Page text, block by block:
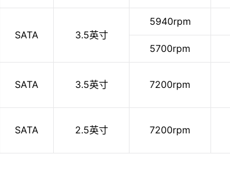
SATA 3.5英寸
5940rpm
5700rpm
SATA 3.5英寸 7200rpm
SATA 2.5英寸 7200rpm